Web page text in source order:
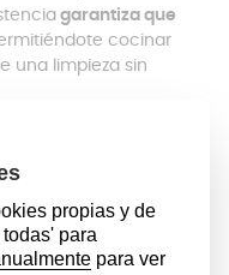
garantiza que
cocinar
una limpieza sin
un agarre
un manejo
cocinar con